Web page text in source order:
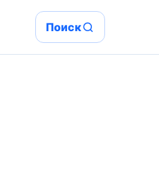
Поиск